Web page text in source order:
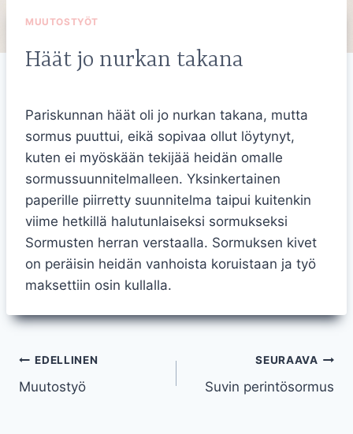
MUUTOSTYÖT
Häät jo nurkan takana
Pariskunnan häät oli jo nurkan takana, mutta
sormus puuttui, eikä sopivaa ollut löytynyt,
kuten ei myöskään tekijää heidän omalle
sormussuunnitelmalleen. Yksinkertainen
paperille piirretty suunnitelma taipui kuitenkin
viime hetkillä halutunlaiseksi sormukseksi
Sormusten herran verstaalla. Sormuksen kivet
on peräisin heidän vanhoista koruistaan ja työ
maksettiin osin kullalla.
Artikkelien
selaus
EDELLINEN
Muutostyö
SEURAAVA
Suvin perintösormus